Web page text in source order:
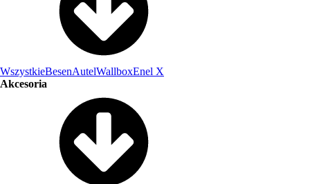
WszystkieBesenAutelWallboxEnel X
Akcesoria